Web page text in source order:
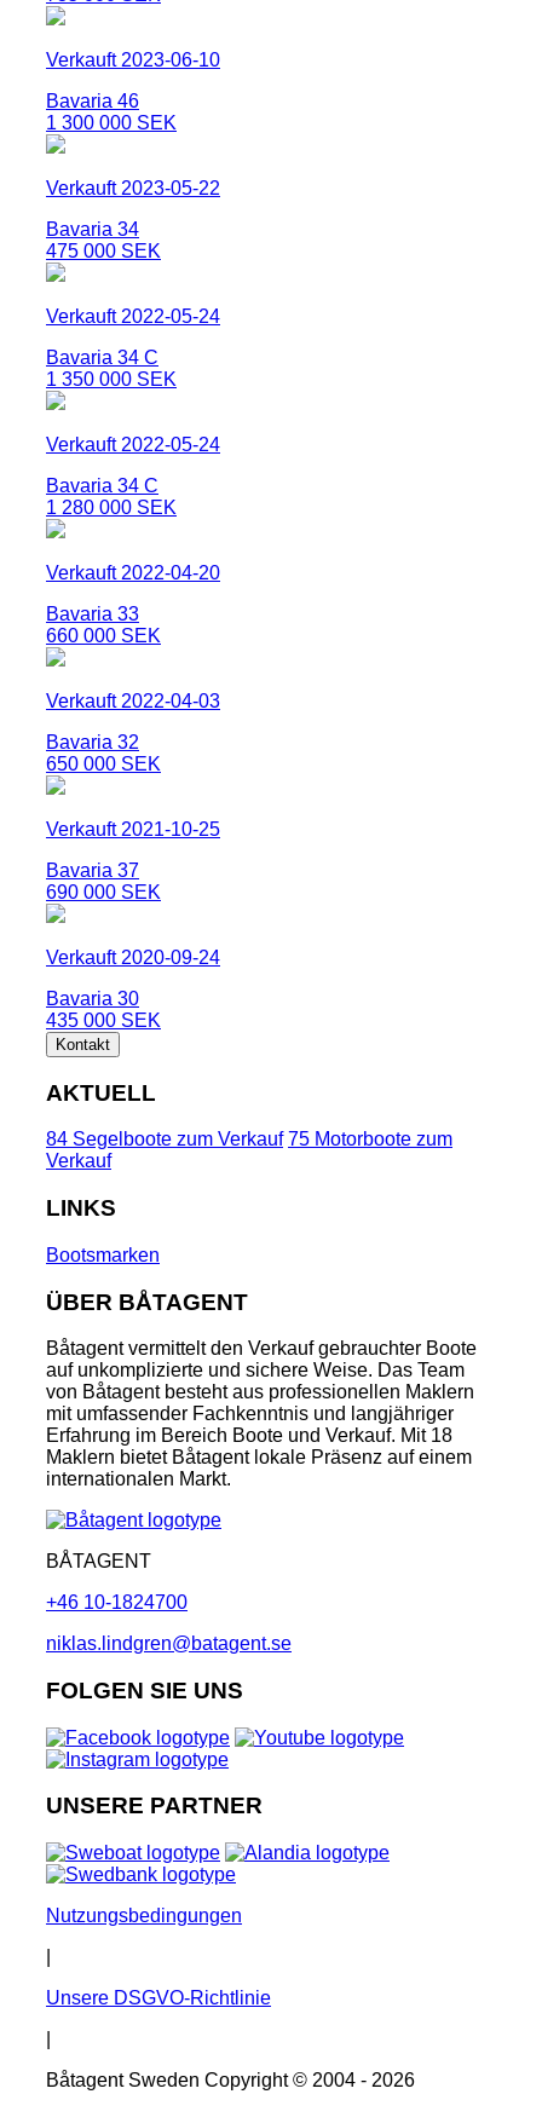
Verkauft 2023-06-10
Bavaria 46
1 300 000 SEK
Verkauft 2023-05-22
Bavaria 34
475 000 SEK
Verkauft 2022-05-24
Bavaria 34 C
1 350 000 SEK
Verkauft 2022-05-24
Bavaria 34 C
1 280 000 SEK
Verkauft 2022-04-20
Bavaria 33
660 000 SEK
Verkauft 2022-04-03
Bavaria 32
650 000 SEK
Verkauft 2021-10-25
Bavaria 37
690 000 SEK
Verkauft 2020-09-24
Bavaria 30
435 000 SEK
Kontakt
AKTUELL
84 Segelboote zum Verkauf 75 Motorboote zum
Verkauf
LINKS
Bootsmarken
ÜBER BÅTAGENT
Båtagent vermittelt den Verkauf gebrauchter Boote
auf unkomplizierte und sichere Weise. Das Team
von Båtagent besteht aus professionellen Maklern
mit umfassender Fachkenntnis und langjähriger
Erfahrung im Bereich Boote und Verkauf. Mit 18
Maklern bietet Båtagent lokale Präsenz auf einem
internationalen Markt.
BÅTAGENT
+46 10-1824700
niklas.lindgren@batagent.se
FOLGEN SIE UNS
UNSERE PARTNER
Nutzungsbedingungen
Unsere DSGVO-Richtlinie
Båtagent Sweden Copyright © 2004 - 2026